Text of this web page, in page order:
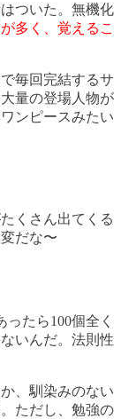
ついた。無機化
多く、覚えるこ
毎回完結するサ
量の登場人物が
ンピースみたい
くさん出てくる
だな〜
たら100個全く
いんだ。法則性
、馴染みのない
ただし、勉強の